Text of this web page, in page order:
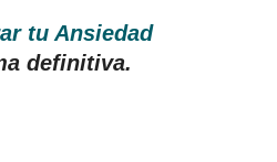
tu Ansiedad
definitiva.